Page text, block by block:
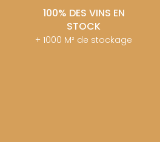
100% DES VINS EN
STOCK
+ 1000 M² de stockage